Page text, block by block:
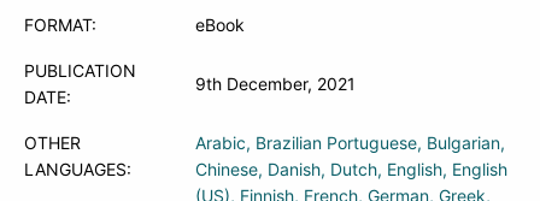
FORMAT: eBook
PUBLICATION
DATE:
9th December, 2021
OTHER
LANGUAGES:
Arabic Brazilian Portuguese Bulgarian
Chinese Danish Dutch English English
(US) Finnish French German Greek